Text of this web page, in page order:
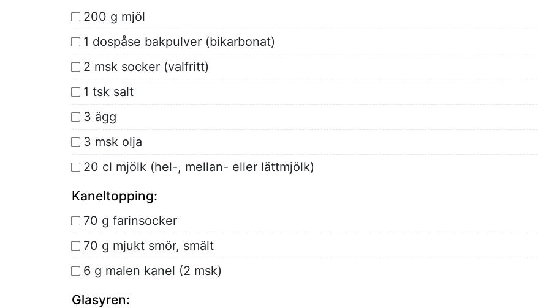
200 g mjöl
1 dospåse bakpulver (bikarbonat)
2 msk socker (valfritt)
1 tsk salt
3 ägg
3 msk olja
20 cl mjölk (hel-, mellan- eller lättmjölk)
Kaneltopping:
70 g farinsocker
70 g mjukt smör, smält
6 g malen kanel (2 msk)
Glasyren: